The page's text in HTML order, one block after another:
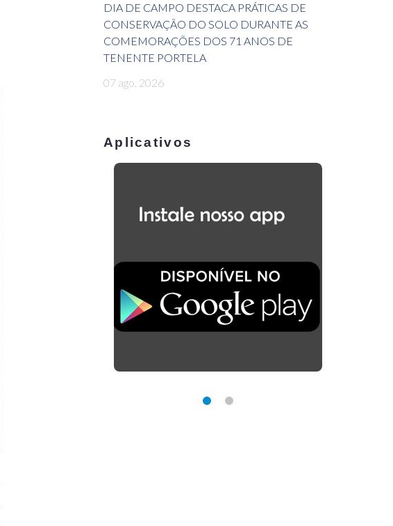
DIA DE CAMPO DESTACA PRÁTICAS DE
CONSERVAÇÃO DO SOLO DURANTE AS
COMEMORAÇÕES DOS 71 ANOS DE
TENENTE PORTELA
07 ago, 2026
Aplicativos